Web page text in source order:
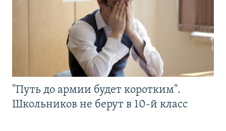
"Путь до армии будет коротким".
Школьников не берут в 10-й класс